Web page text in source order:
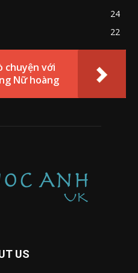
24
22
chuyện với
Nữ hoàng
US